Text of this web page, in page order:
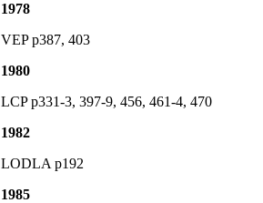
1978
VEP p387, 403
1980
LCP p331-3, 397-9, 456, 461-4, 470
1982
LODLA p192
1985